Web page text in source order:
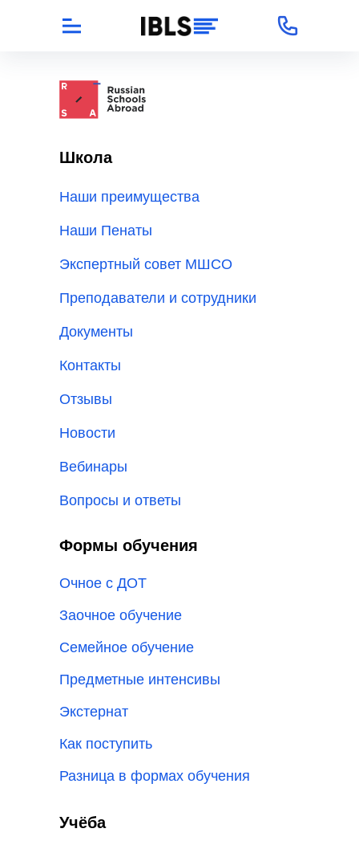
Школа
Наши преимущества
Наши Пенаты
Экспертный совет МШСО
Преподаватели и сотрудники
Документы
Контакты
Отзывы
Новости
Вебинары
Вопросы и ответы
Формы обучения
Заочное обучение
Очное с ДОТ
Семейное обучение
Предметные интенсивы
Как поступить
Экстернат
Разница в формах обучения
Учёба